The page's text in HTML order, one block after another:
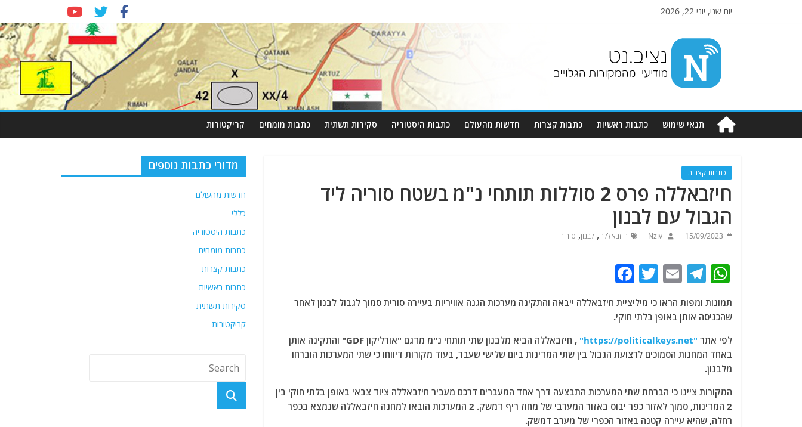
יום שני, יוני 22, 2026
Nziv.net
מודיעין
מהמקורות
תנאי שימוש כתבות ראשיות כתבות קצרות חדשות מהעולם כתבות היסטוריה סקירות תשתית כתבות מומחים קריקטורות
כתבות קצרות
חיזבאללה פרס 2 סוללות תותחי נ"מ בשטח סוריה ליד
הגבול עם לבנון
15/09/2023
Nziv חיזבאללה, לבנון, סוריה
W
at
s
A
p
p
T
e
g
ra
E
ai
T
w
itt
er
c
e
b
o
k
תמונות ומפות הראו כי מיליציית חיזבאללה ייבאה והתקינה מערכות הגנה אוויריות בעיירה סורית סמוך לגבול לבנון לאחר
שהכניסה אותן באופן בלתי חוקי.
לפי אתר "https://politicalkeys.net"
, חיזבאללה הביא מלבנון שתי תותחי נ"מ מדגם "אורליקון GDF" והתקינה אותן
באחד המחנות הסמוכים לרצועת הגבול בין שתי המדינות ביום שלישי שעבר, בעוד מקורות דיווחו כי שתי המערכות הוברחו
מלבנון.
המקורות ציינו כי הברחת שתי המערכות התבצעה דרך אחד המעברים דרכם מעביר חיזבאללה ציוד צבאי באופן בלתי חוקי בין
2 המדינות, סמוך לאזור כפר יבוס באזור המערבי של מחוז ריף דמשק. 2 המערכות הובאו למחנה חיזבאללה שנמצא בכפר
רחלה, שהיא עיירה קטנה באזור הכפרי של מערב דמשק.
מדורי כתבות נוספים
חדשות מהעולם
כללי
כתבות היסטוריה
כתבות מומחים
כתבות קצרות
כתבות ראשיות
סקירות תשתית
קריקטורות